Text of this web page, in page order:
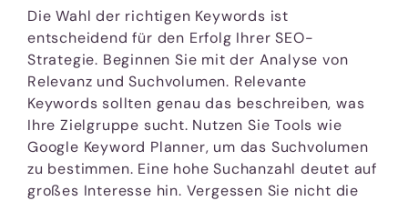
Die Wahl der richtigen Keywords ist
entscheidend für den Erfolg Ihrer SEO-
Strategie. Beginnen Sie mit der Analyse von
Relevanz und Suchvolumen. Relevante
Keywords sollten genau das beschreiben, was
Ihre Zielgruppe sucht. Nutzen Sie Tools wie
Google Keyword Planner, um das Suchvolumen
zu bestimmen. Eine hohe Suchanzahl deutet auf
großes Interesse hin. Vergessen Sie nicht die